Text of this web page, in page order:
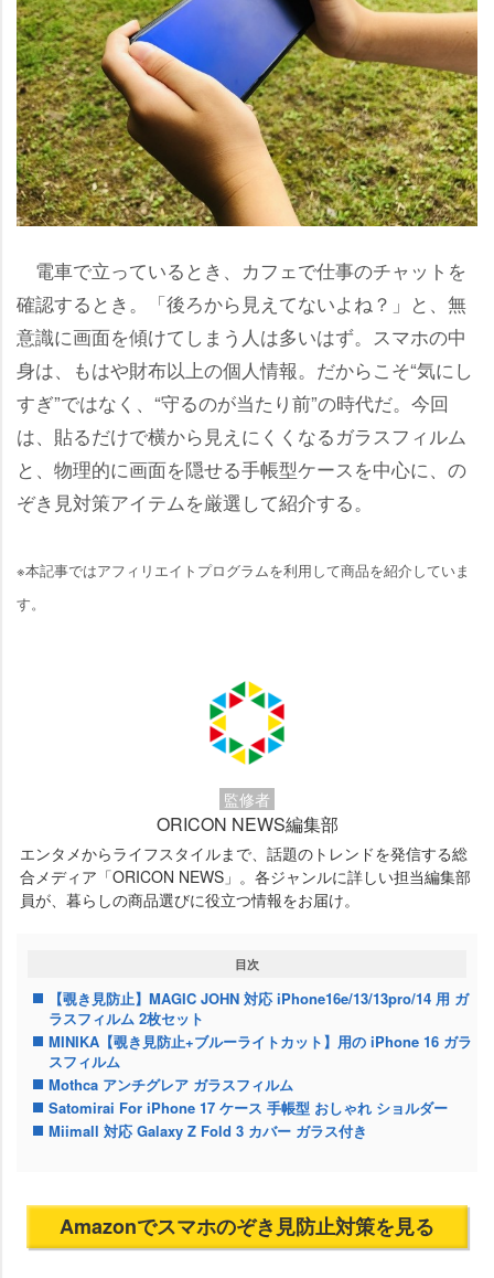
電車で立っているとき、カフェで仕事のチャットを
確認するとき。「後ろから見えてないよね？」と、無
意識に画面を傾けてしまう人は多いはず。スマホの中
身は、もはや財布以上の個人情報。だからこそ“気にし
すぎ”ではなく、“守るのが当たり前”の時代だ。今回
は、貼るだけで横から見えにくくなるガラスフィルム
と、物理的に画面を隠せる手帳型ケースを中心に、の
ぞき見対策アイテムを厳選して紹介する。
※本記事ではアフィリエイトプログラムを利用して商品を紹介していま
す。
監修者
ORICON NEWS編集部
エンタメからライフスタイルまで、話題のトレンドを発信する総
合メディア「ORICON NEWS」。各ジャンルに詳しい担当編集部
員が、暮らしの商品選びに役立つ情報をお届け。
目次
【覗き見防止】MAGIC JOHN 対応 iPhone16e/13/13pro/14 用 ガ
ラスフィルム 2枚セット
MINIKA【覗き見防止+ブルーライトカット】用の iPhone 16 ガラ
スフィルム
Mothca アンチグレア ガラスフィルム
Satomirai For iPhone 17 ケース 手帳型 おしゃれ ショルダー
Miimall 対応 Galaxy Z Fold 3 カバー ガラス付き
Amazonでスマホのぞき見防止対策を見る